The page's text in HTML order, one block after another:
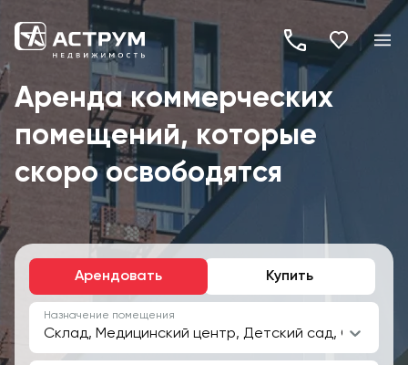
+7
(495)
260-
19-
Аренда коммерческих
помещений, которые
скоро освободятся
Арендовать Купить
Назначение помещения
Склад, Медицинский центр, Детский сад,